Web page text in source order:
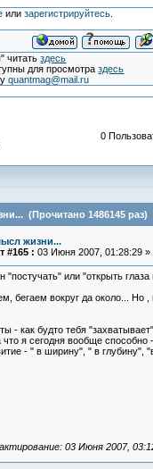
или зарегистрируйтесь.
читатьздесь
для просмотраздесь
quantmag@mail.ru
0
(Прочитано 1486145 раз)
жизни...
#165 : 03 Июня 2007, 01:28:29 »
"постучать" или "открыть
бегаем вокруг да около... Но
- как будто тебя
я сегодня вообще
- " в ширину", " в глубину",
03 Июня 2007,